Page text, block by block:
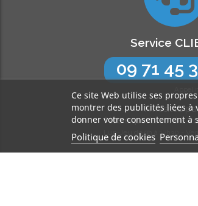
Service
09 71 45
N’hésitez
Nos experts sont à
Lun-Jeu de 9h à 17h30 -
Ce site Web utilise ses
montrer des publicités liées à
donner votre consentement à
Politique de cookies